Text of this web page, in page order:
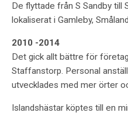
De flyttade från S Sandby
lokaliserat i Gamleby,
2010 -2014
Det gick allt bättre för
Staffanstorp. Personal
utvecklades med mer örter
Islandshästar köptes till en